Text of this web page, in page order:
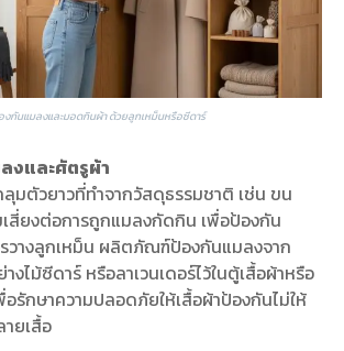
งกันแมลงและมอดกินผ้า ด้วยลูกเหม็นหรือซีดาร์
งและศัตรูผ้า
ลุมตัวยาวที่ทำจากวัสดุธรรมชาติ เช่น ขน
สี่ยงต่อการถูกแมลงกัดกิน เพื่อป้องกัน
วางลูกเหม็น ผลิตภัณฑ์ป้องกันแมลงจาก
งไม้ซีดาร์ หรือลาเวนเดอร์ไว้ในตู้เสื้อผ้าหรือ
อรักษาความปลอดภัยให้เสื้อผ้าป้องกันไม่ให้
ยเสื้อ